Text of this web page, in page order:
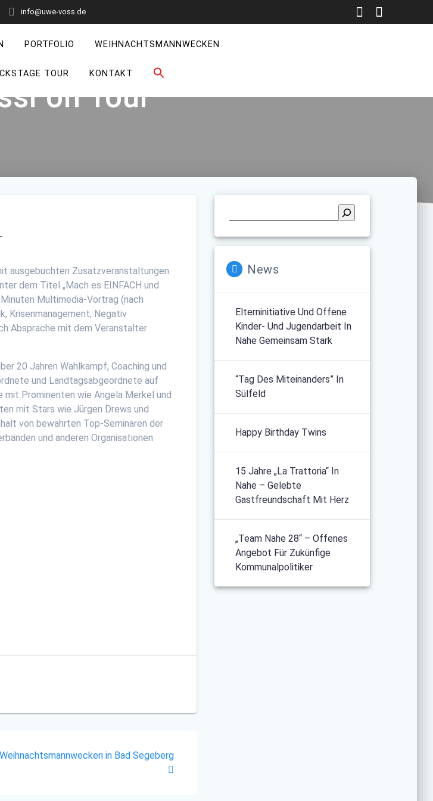
info@uwe-voss.de
PORTFOLIO WEIHNACHTSMANNWECKEN
TOUR KONTAKT
on Tour
ausgebuchten Zusatzveranstaltungen
dem Titel „Mach es EINFACH und
Multimedia-Vortrag (nach
Krisenmanagement, Negativ
Absprache mit dem Veranstalter
20 Jahren Wahlkampf, Coaching und
und Landtagsabgeordnete auf
mit Prominenten wie Angela Merkel und
mit Stars wie Jürgen Drews und
von bewährten Top-Seminaren der
und anderen Organisationen
Nächster
Weihnachtsmannwecken in Bad Segeberg
News
Elterninitiative Und Offene
Kinder- Und Jugendarbeit In
Nahe Gemeinsam Stark
“Tag Des Miteinanders” In
Sülfeld
Happy Birthday Twins
15 Jahre „La Trattoria“ In
Nahe – Gelebte
Gastfreundschaft Mit Herz
„Team Nahe 28“ – Offenes
Angebot Für Zukünfige
Kommunalpolitiker